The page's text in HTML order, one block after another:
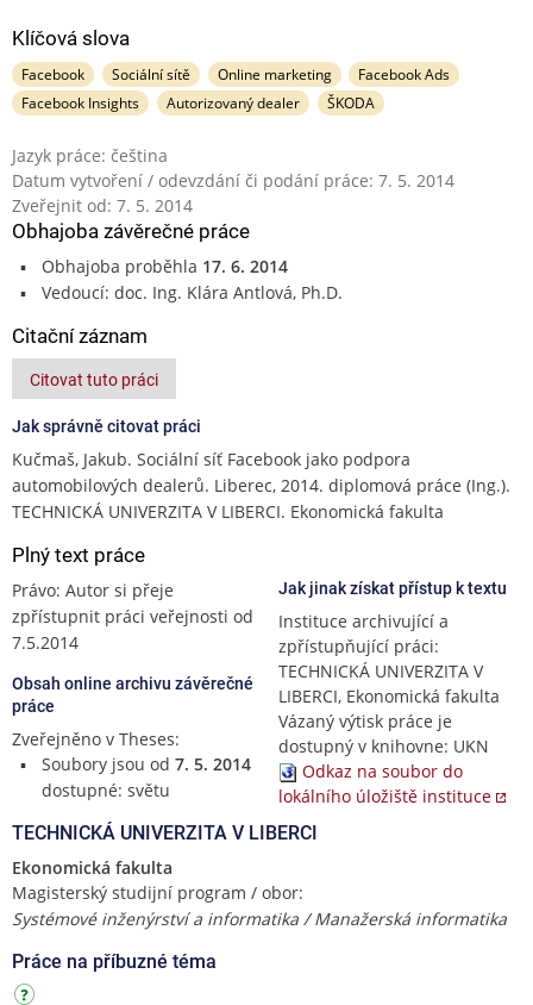
Klíčová slova
Facebook Sociální sítě Online marketing
Facebook Ads
Facebook Insights
Autorizovaný dealer ŠKODA
Jazyk práce: čeština
Datum vytvoření / odevzdání či podání práce: 7. 5. 2014
Zveřejnit od: 7. 5. 2014
Obhajoba závěrečné práce
Obhajoba proběhla 17. 6. 2014
Vedoucí: doc. Ing. Klára Antlová, Ph.D.
Citační záznam
Citovat tuto práci
Jak správně citovat práci
Kučmaš, Jakub. Sociální síť Facebook jako podpora
automobilových dealerů. Liberec, 2014. diplomová práce (Ing.).
TECHNICKÁ UNIVERZITA V LIBERCI. Ekonomická fakulta
Plný text práce
Právo: Autor si přeje
zpřístupnit práci veřejnosti od
7.5.2014
Obsah online archivu závěrečné
práce
Zveřejněno v Theses:
Soubory jsou od 7. 5. 2014
dostupné: světu
Jak jinak získat přístup k textu
Instituce archivující a
zpřístupňující práci:
TECHNICKÁ UNIVERZITA V
LIBERCI, Ekonomická fakulta
Vázaný výtisk práce je
dostupný v knihovne: UKN
Odkaz na soubor do
lokálního úložiště instituce
TECHNICKÁ UNIVERZITA V LIBERCI
Ekonomická fakulta
Magisterský studijní program / obor:
Systémové inženýrství a informatika / Manažerská informatika
Práce na příbuzné téma